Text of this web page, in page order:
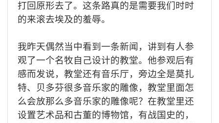
打回原形去了。这条路真的是需要我们时时
的来滚去埃及的羞辱。
我昨天偶然当中看到一条新闻，讲到有人参
观了一个名牧自己设计的教堂。他参观后有
感而发说，教堂还有音乐厅，旁边全是莫扎
特、贝多芬很多音乐家的雕像，教堂里面怎
么会放那么多音乐家的雕像呢？在教堂里还
设置艺术品和古董的博物馆，有战国史的，